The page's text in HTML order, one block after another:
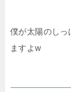
僕が太陽のしっ
ますよw